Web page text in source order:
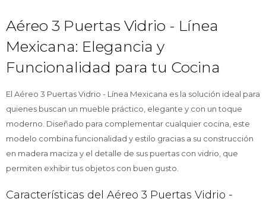
Aéreo 3 Puertas Vidrio - Línea
Mexicana: Elegancia y
Funcionalidad para tu Cocina
El Aéreo 3 Puertas Vidrio - Línea Mexicana es la solución ideal para
quienes buscan un mueble práctico, elegante y con un toque
moderno. Diseñado para complementar cualquier cocina, este
modelo combina funcionalidad y estilo gracias a su construcción
en madera maciza y el detalle de sus puertas con vidrio, que
permiten exhibir tus objetos con buen gusto.
Características del Aéreo 3 Puertas Vidrio -